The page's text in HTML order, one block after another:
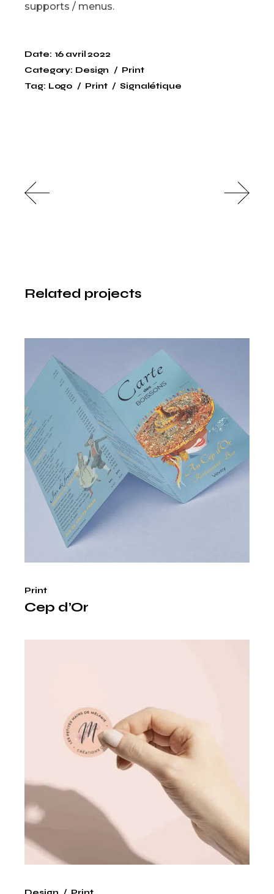
supports / menus.
Date: 16 avril 2022
Category: Design
Print
Tag: Logo Print Signalétique
Related projects
Print
Cep d’Or